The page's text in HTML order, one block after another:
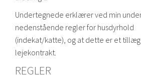
Undertegnede erklærer ved min
nedenstående regler for husdyrhold
(indekat/katte), og at dette er et
lejekontrakt.
REGLER